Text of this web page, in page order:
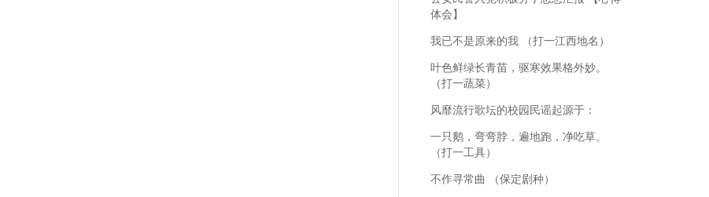
体会】
我已不是原来的我 （打一江西地名）
叶色鲜绿长青苗，驱寒效果格外妙。
（打一蔬菜）
风靡流行歌坛的校园民谣起源于：
一只鹅，弯弯脖，遍地跑，净吃草。
（打一工具）
不作寻常曲 （保定剧种）